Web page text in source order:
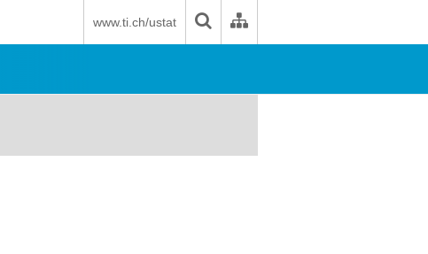
www.ti.ch/ustat